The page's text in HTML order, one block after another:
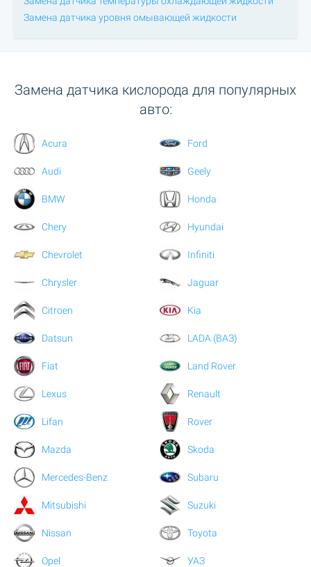
Замена датчика уровня омывающей жидкости
Замена датчика кислорода для популярных
авто:
Acura
Audi
BMW
Chery
Chevrolet
Chrysler
Citroen
Datsun
Fiat
Ford
Geely
Honda
Hyundai
Infiniti
Jaguar
Kia
LADA (ВАЗ)
Land Rover
Lexus
Lifan
Mazda
Mercedes-Benz
Mitsubishi
Nissan
Opel
Renault
Rover
Skoda
Subaru
Suzuki
Toyota
УАЗ